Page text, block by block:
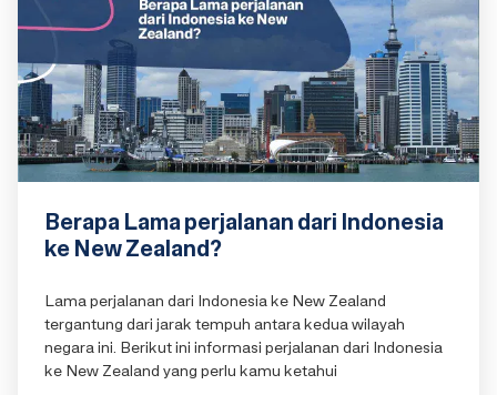
Berapa Lama perjalanan dari Indonesia
ke New Zealand?
Lama perjalanan dari Indonesia ke New Zealand
tergantung dari jarak tempuh antara kedua wilayah
negara ini. Berikut ini informasi perjalanan dari Indonesia
ke New Zealand yang perlu kamu ketahui